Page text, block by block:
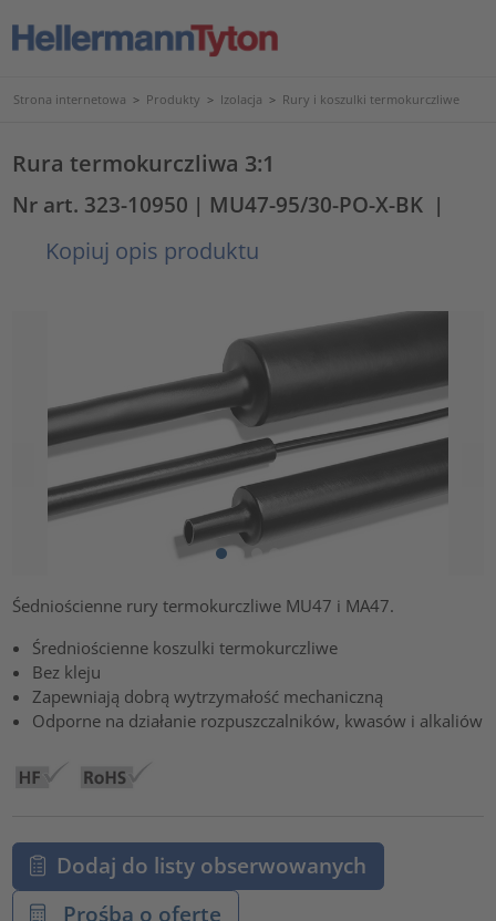
Strona internetowa > Produkty > Izolacja > Rury i koszulki termokurczliwe
Rura termokurczliwa 3:1
Nr art. 323-10950 | MU47-95/30-PO-X-BK |
Kopiuj opis produktu
Śedniościenne rury termokurczliwe MU47 i MA47.
Średniościenne koszulki termokurczliwe
Bez kleju
Zapewniają dobrą wytrzymałość mechaniczną
Odporne na działanie rozpuszczalników, kwasów i alkaliów
Dodaj do listy obserwowanych
Prośba o ofertę